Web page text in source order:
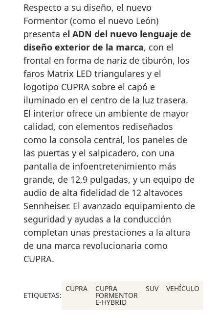
Respecto a su diseño, el nuevo
Formentor (como el nuevo León)
presenta el ADN del nuevo lenguaje de
diseño exterior de la marca, con el
frontal en forma de nariz de tiburón, los
faros Matrix LED triangulares y el
logotipo CUPRA sobre el capó e
iluminado en el centro de la luz trasera.
El interior ofrece un ambiente de mayor
calidad, con elementos rediseñados
como la consola central, los paneles de
las puertas y el salpicadero, con una
pantalla de infoentretenimiento más
grande, de 12,9 pulgadas, y un equipo de
audio de alta fidelidad de 12 altavoces
Sennheiser. El avanzado equipamiento de
seguridad y ayudas a la conducción
completan unas prestaciones a la altura
de una marca revolucionaria como
CUPRA.
ETIQUETAS:
CUPRA CUPRA
FORMENTOR
E-HYBRID
SUV VEHÍCULO